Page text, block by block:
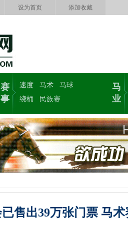
设为首页 添加收藏
赛
事
速度 马术
马球
绕桶
民族赛
马
业
售出39万张门票 马